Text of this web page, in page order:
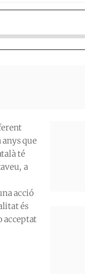
que
té
a
acció
és
acceptat